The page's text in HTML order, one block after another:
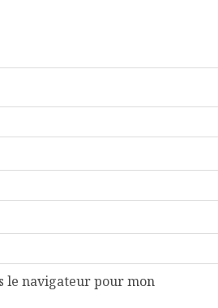
le navigateur pour mon